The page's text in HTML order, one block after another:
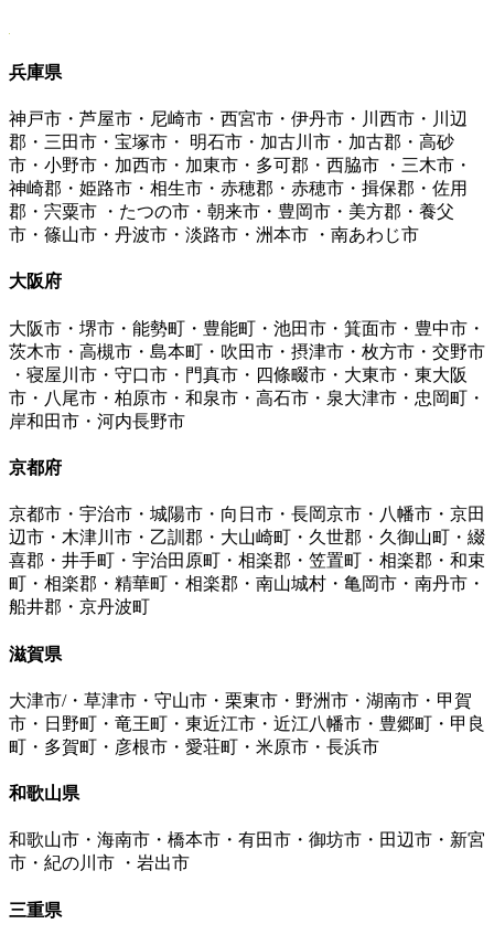
兵庫県
神戸市・芦屋市・尼崎市・西宮市・伊丹市・川西市・川辺
郡・三田市・宝塚市・ 明石市・加古川市・加古郡・高砂
市・小野市・加西市・加東市・多可郡・西脇市 ・三木市・
神崎郡・姫路市・相生市・赤穂郡・赤穂市・揖保郡・佐用
郡・宍粟市 ・たつの市・朝来市・豊岡市・美方郡・養父
市・篠山市・丹波市・淡路市・洲本市 ・南あわじ市
大阪府
大阪市・堺市・能勢町・豊能町・池田市・箕面市・豊中市・
茨木市・高槻市・島本町・吹田市・摂津市・枚方市・交野市
・寝屋川市・守口市・門真市・四條畷市・大東市・東大阪
市・八尾市・柏原市・和泉市・高石市・泉大津市・忠岡町・
岸和田市・河内長野市
京都府
京都市・宇治市・城陽市・向日市・長岡京市・八幡市・京田
辺市・木津川市・乙訓郡・大山崎町・久世郡・久御山町・綴
喜郡・井手町・宇治田原町・相楽郡・笠置町・相楽郡・和束
町・相楽郡・精華町・相楽郡・南山城村・亀岡市・南丹市・
船井郡・京丹波町
滋賀県
大津市/・草津市・守山市・栗東市・野洲市・湖南市・甲賀
市・日野町・竜王町・東近江市・近江八幡市・豊郷町・甲良
町・多賀町・彦根市・愛荘町・米原市・長浜市
和歌山県
和歌山市・海南市・橋本市・有田市・御坊市・田辺市・新宮
市・紀の川市 ・岩出市
三重県